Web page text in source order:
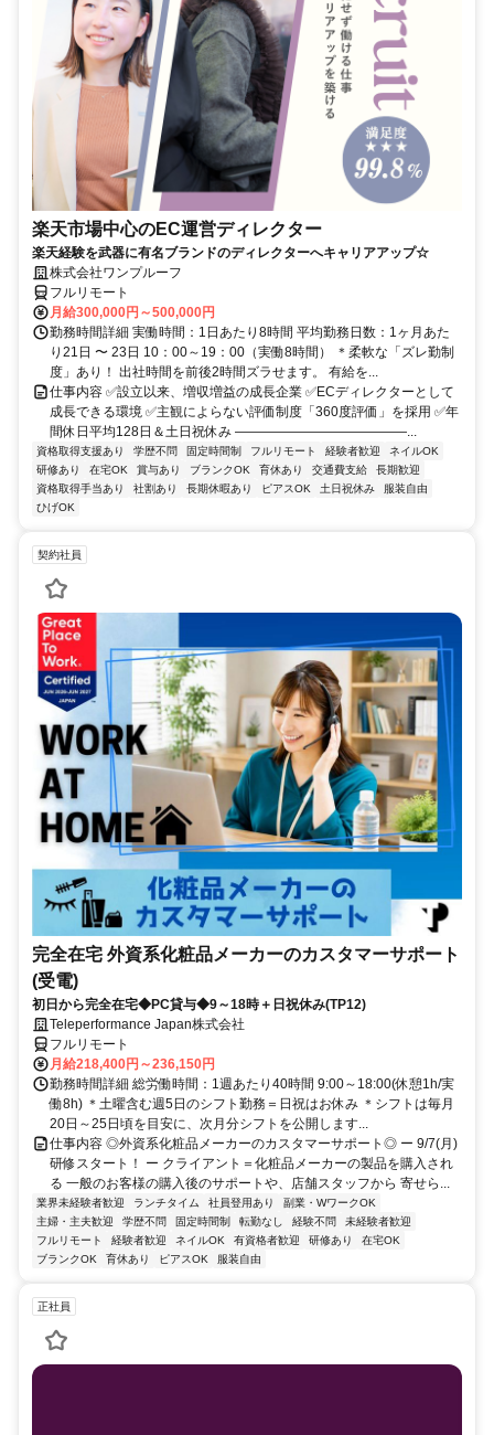
楽天市場中心のEC運営ディレクター
楽天経験を武器に有名ブランドのディレクターへキャリアアップ☆
株式会社ワンプルーフ
フルリモート
月給300,000円～500,000円
勤務時間詳細 実働時間：1日あたり8時間 平均勤務日数：1ヶ月あた
り21日 〜 23日 10：00～19：00（実働8時間） ＊柔軟な「ズレ勤制
度」あり！ 出社時間を前後2時間ズラせます。 有給を...
仕事内容 ✅設立以来、増収増益の成長企業 ✅ECディレクターとして
成長できる環境 ✅主観によらない評価制度「360度評価」を採用 ✅年
間休日平均128日＆土日祝休み ―――――――――――――...
資格取得支援あり 学歴不問 固定時間制 フルリモート 経験者歓迎
ネイルOK
研修あり
在宅OK 賞与あり ブランクOK 育休あり 交通費支給
長期歓迎
資格取得手当あり
社割あり 長期休暇あり ピアスOK 土日祝休み
服装自由
ひげOK
契約社員
完全在宅 外資系化粧品メーカーのカスタマーサポート
(受電)
初日から完全在宅◆PC貸与◆9～18時＋日祝休み(TP12)
Teleperformance Japan株式会社
フルリモート
月給218,400円～236,150円
勤務時間詳細 総労働時間：1週あたり40時間 9:00～18:00(休憩1h/実
働8h) ＊土曜含む週5日のシフト勤務＝日祝はお休み ＊シフトは毎月
20日～25日頃を目安に、次月分シフトを公開します...
仕事内容 ◎外資系化粧品メーカーのカスタマーサポート◎ ー 9/7(月)
研修スタート！ ー クライアント＝化粧品メーカーの製品を購入され
る 一般のお客様の購入後のサポートや、店舗スタッフから 寄せら...
業界未経験者歓迎 ランチタイム 社員登用あり
副業・WワークOK
主婦・主夫歓迎
学歴不問 固定時間制 転勤なし 経験不問
未経験者歓迎
フルリモート
経験者歓迎 ネイルOK 有資格者歓迎 研修あり
在宅OK
ブランクOK
育休あり ピアスOK 服装自由
正社員